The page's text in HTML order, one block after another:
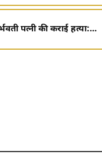
पत्नी की कराई हत्या:...